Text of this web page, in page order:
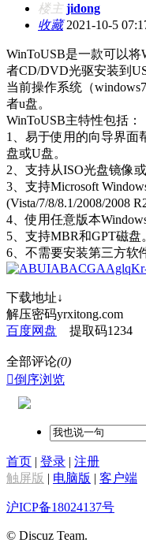
楼主 jidong
收藏2021-10-5
WinToUSB是一款可以
者CD/DVD光驱安装到
当前操作系统（
者u盘。
WinToUSB主特性包括：
1、易于使用的向导界面
盘或U盘。
2、支持从ISO光盘镜像
3、支持Microsoft
(Vista/7/8/8.1/2008/2008
4、使用任意版本
5、支持MBR和GPT磁盘
6、不需要安装第三方软
下载地址↓
解压密码yrxitong.com
百度网盘‍ 提取码1234
全部评论(0)
倒序浏览
首页 | 登录 | 注册
触屏版 | 电脑版 | 客户端
沪ICP备18024137号
© Discuz Team.